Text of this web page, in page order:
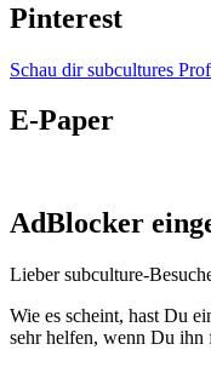
Pinterest
Schau dir subcultures
E-Paper
AdBlocker
Lieber subculture-
Wie es scheint, hast Du
sehr helfen, wenn Du ihn